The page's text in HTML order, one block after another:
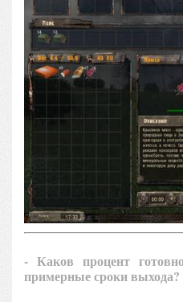
- Каков процент
примерные сроки выхода?